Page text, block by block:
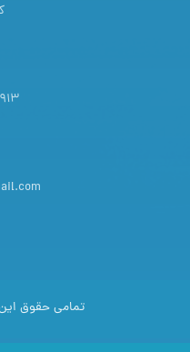
تمامی حقوق